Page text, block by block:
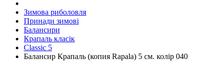
Зимова риболовля
Принади зимові
Балансири
Крапаль класік
Classic 5
Балансир Крапаль (копия Rapala) 5 см. колір 040